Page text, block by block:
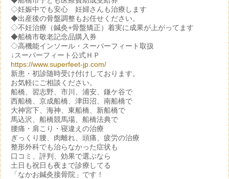
◇妊娠中でも安心 妊婦さんも治療します
◆出産後の骨盤調整もお任せください。
◇不妊治療（鍼灸+骨盤矯正）着実に成果が上がってます
◆船橋市敬老記念品購入券
◇高機能インソール・スーパーフィート取扱
↓スーパーフィート公式ＨＰ
https://www.superfeet-jp.com/
新患・初診随時受け付けしております。
お気軽にご相談ください。
船橋、習志野、市川、浦安、鎌ケ谷で
西船橋、京成船橋、津田沼、南船橋で
大神宮下、海神、東船橋、新船橋で
馬込沢、船橋競馬場、船橋法典で
腰痛・肩こり・寝違えの治療
ぎっくり腰、肉離れ、頭痛、疲労の治療
整形外科でも治らなかった症状も
口コミ、評判、効果で選ぶなら
土日も祝日も夜まで診療してる
「なかお鍼灸接骨院」です！